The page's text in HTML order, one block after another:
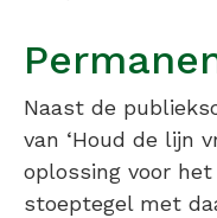
Naast de
van ‘Houd de lijn
oplossing voor
stoeptegel met